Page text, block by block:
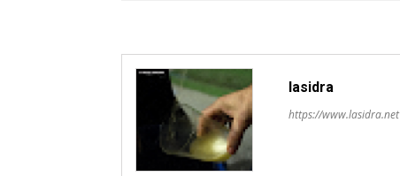
lasidra
https://www.lasidra.net